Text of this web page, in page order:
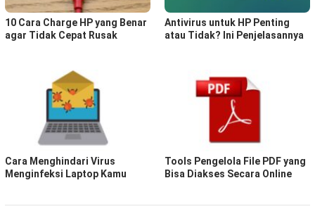
10 Cara Charge HP yang Benar
agar Tidak Cepat Rusak
Antivirus untuk HP Penting
atau Tidak? Ini Penjelasannya
Cara Menghindari Virus
Menginfeksi Laptop Kamu
Tools Pengelola File PDF yang
Bisa Diakses Secara Online